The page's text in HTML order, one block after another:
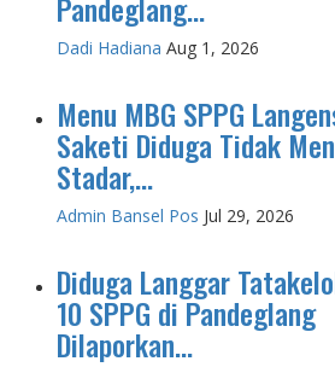
Dadi Hadiana Aug 1, 2026
Menu MBG SPPG
Saketi Diduga Tidak
Stadar,...
Admin Bansel Pos Jul 29, 2026
Diduga Langgar
10 SPPG di Pandeglang
Dilaporkan...